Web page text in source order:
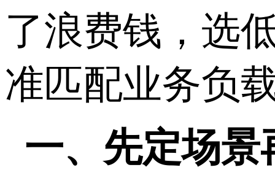
了浪费钱，选
准匹配业务负
一、先定场景